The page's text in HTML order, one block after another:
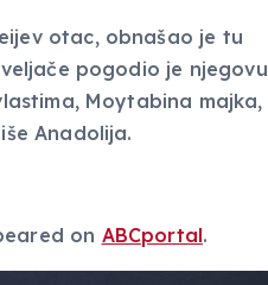
otac, obnašao je tu
pogodio je njegovu
Moytabina majka,
Anadolija.
on ABCportal.